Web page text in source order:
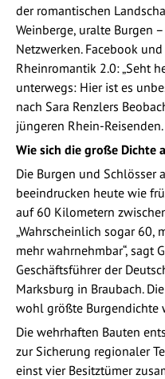
der romantischen
Weinberge, uralte Burgen
Netzwerken. Facebook
Rheinromantik 2.0: „Seht
unterwegs: Hier ist es
nach Sara Renzlers
jüngeren Rhein-Reisenden.
Wie sich die große Dichte
Die Burgen und Schlösser
beeindrucken heute wie
auf 60 Kilometern
„Wahrscheinlich sogar 60,
mehr wahrnehmbar“, sagt
Geschäftsführer der
Marksburg in Braubach.
wohl größte Burgendichte
Die wehrhaften Bauten
zur Sicherung regionaler
einst vier Besitztümer